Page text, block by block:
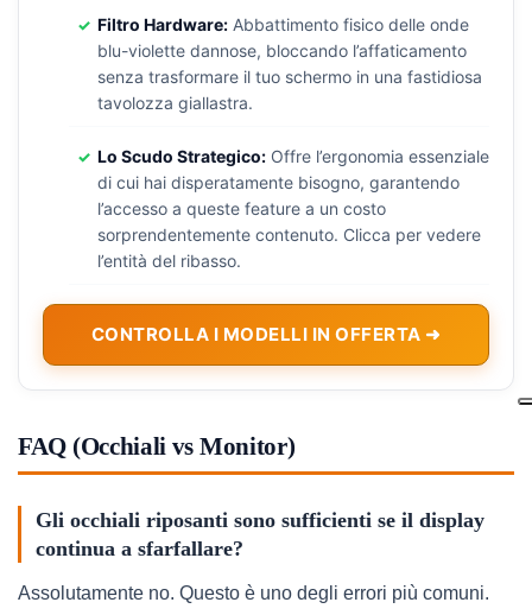
Filtro Hardware: Abbattimento fisico delle onde
blu-violette dannose, bloccando l’affaticamento
senza trasformare il tuo schermo in una fastidiosa
tavolozza giallastra.
Lo Scudo Strategico: Offre l’ergonomia essenziale
di cui hai disperatamente bisogno, garantendo
l’accesso a queste feature a un costo
sorprendentemente contenuto. Clicca per vedere
l’entità del ribasso.
CONTROLLA I MODELLI IN OFFERTA ➜
FAQ (Occhiali vs Monitor)
Gli occhiali riposanti sono sufficienti se il display
continua a sfarfallare?
Assolutamente no. Questo è uno degli errori più comuni.